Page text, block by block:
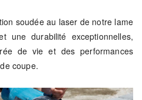
soudée au laser de notre lame
une durabilité exceptionnelles,
de vie et des performances
coupe.